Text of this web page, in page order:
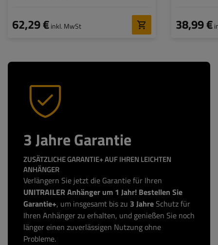
62,29 €inkl. MwSt 38,99 €
3 Jahre Garantie
ZUSÄTZLICHE GARANTIE+ AUF IHREN LEICHTEN
ANHÄNGER
Verlängern Sie jetzt die Garantie für Ihren
UNITRAILER Anhänger um 1 Jahr! Bestellen Sie
Garantie+, um insgesamt bis zu 3 Jahre Schutz für
Ihren Anhänger zu erhalten, und genießen Sie noch
länger einen zuverlässigen Nutzung ohne
Probleme.